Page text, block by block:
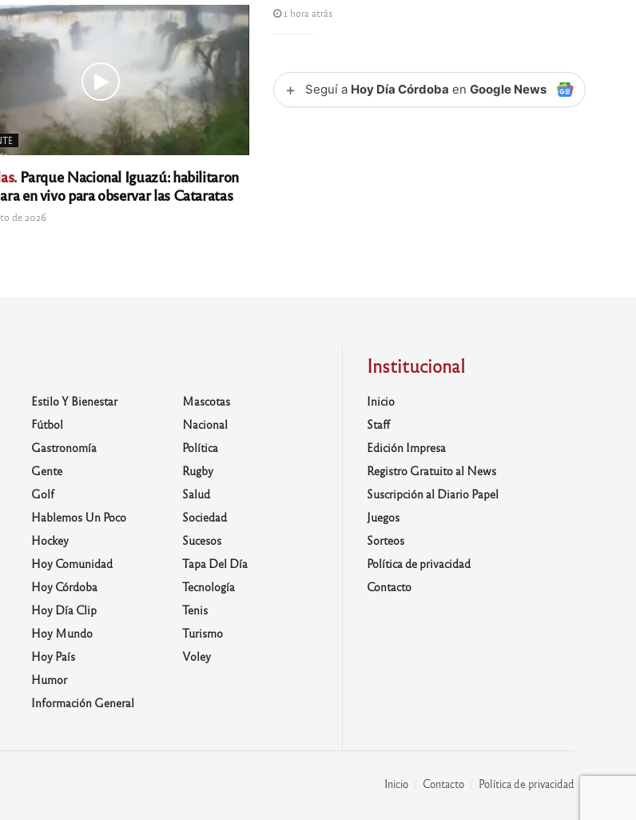
Parque Nacional Iguazú: habilitaron
en vivo para observar las Cataratas
de 2026
1 hora atrás
+ Seguí a Hoy Día Córdoba enGoogle News
Estilo Y Bienestar
Fútbol
Gastronomía
Gente
Golf
Hablemos Un Poco
Hockey
Hoy Comunidad
Hoy Córdoba
Hoy Día Clip
Hoy Mundo
Hoy País
Humor
Información General
Mascotas
Nacional
Política
Rugby
Salud
Sociedad
Sucesos
Tapa Del Día
Tecnología
Tenis
Turismo
Voley
Institucional
Inicio
Staff
Edición Impresa
Registro Gratuito al News
Suscripción al Diario Papel
Juegos
Sorteos
Política de privacidad
Contacto
Inicio Contacto Política de privacidad